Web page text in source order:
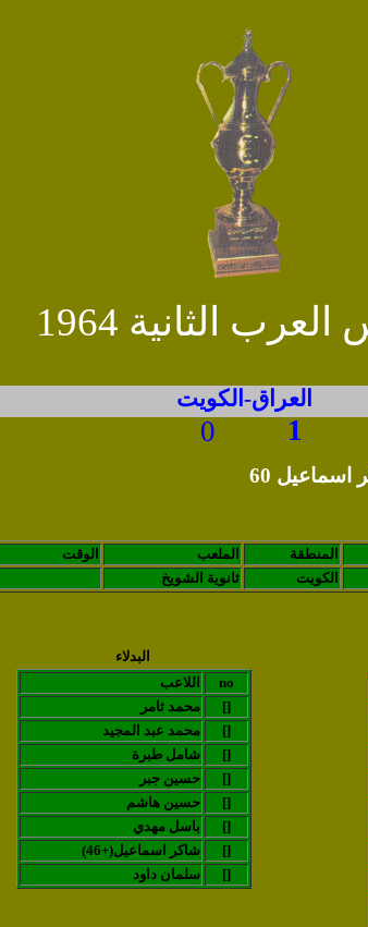
العراق-الكويت
الوقت الملعب المنطقة
ثانوية الشويخ
الكويت
اللاعب
no
محمد ثامر
[]
محمد عبد المجيد
[]
شامل طبرة
[]
حسين جبر
[]
حسين هاشم
[]
باسل مهدي
[]
(شاكر اسماعيل(+46
[]
سلمان داود
[]
البدلاء
1
0
اسماعيل 60
الثانية 1964